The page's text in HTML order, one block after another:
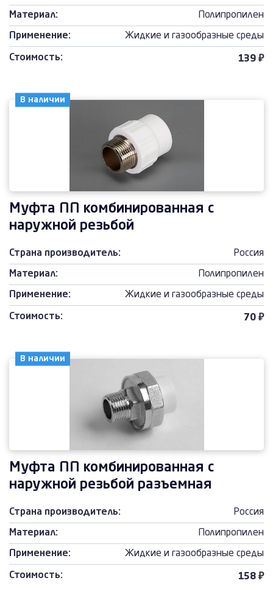
Материал: Полипропилен
Применение: Жидкие и газообразные среды
Стоимость: 139 ₽
В наличии
Муфта ПП комбинированная с
наружной резьбой
Страна производитель: Россия
Материал: Полипропилен
Применение: Жидкие и газообразные среды
Стоимость: 70 ₽
В наличии
Муфта ПП комбинированная с
наружной резьбой разъемная
Страна производитель: Россия
Материал: Полипропилен
Применение: Жидкие и газообразные среды
Стоимость: 158 ₽